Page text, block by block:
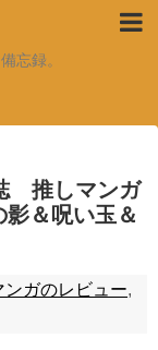
忘録。
推しマンガ
＆呪い玉＆
ンガのレビュー,